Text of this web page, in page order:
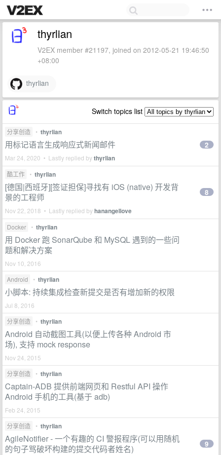
thyrlian
V2EX member #21197, joined on 2012-05-21 19:46:50
+08:00
thyrlian
Switch topics list
分享创造 • thyrlian
用标记语言生成响应式新闻邮件
Mar 24, 2020 • Lastly replied bythyrlian
2
酷工作 • thyrlian
[德国|西班牙][签证担保]寻找有 iOS (native) 开发背
景的工程师
Nov 22, 2018 • Lastly replied byhanangellove
8
Docker • thyrlian
用 Docker 跑 SonarQube 和 MySQL 遇到的一些问
题和解决方案
Nov 10, 2016
Android
• thyrlian
小脚本: 持续集成检查新提交是否有增加新的权限
Jul 8, 2016
分享创造
• thyrlian
Android 自动截图工具(以便上传各种 Android 市
场), 支持 mock response
Nov 24, 2015
分享创造
• thyrlian
Captain-ADB 提供前端网页和 Restful API 操作
Android 手机的工具(基于 adb)
Feb 24, 2015
分享创造
• thyrlian
AgileNotifier - 一个有趣的 CI 警报程序(可以用随机
的句子骂破坏构建的提交代码者姓名)
9